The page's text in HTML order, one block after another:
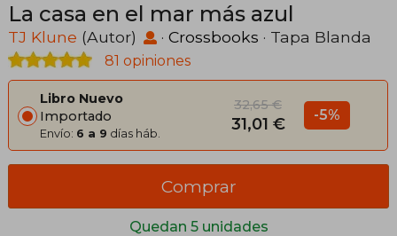
La casa en el mar más azul
TJ Klune (Autor) · Crossbooks · Tapa Blanda
81 opiniones
Libro Nuevo
Importado
Envío: 6 a 9 días háb.
32,65 €
31,01 € -5%
Quedan 5 unidades
Comprar